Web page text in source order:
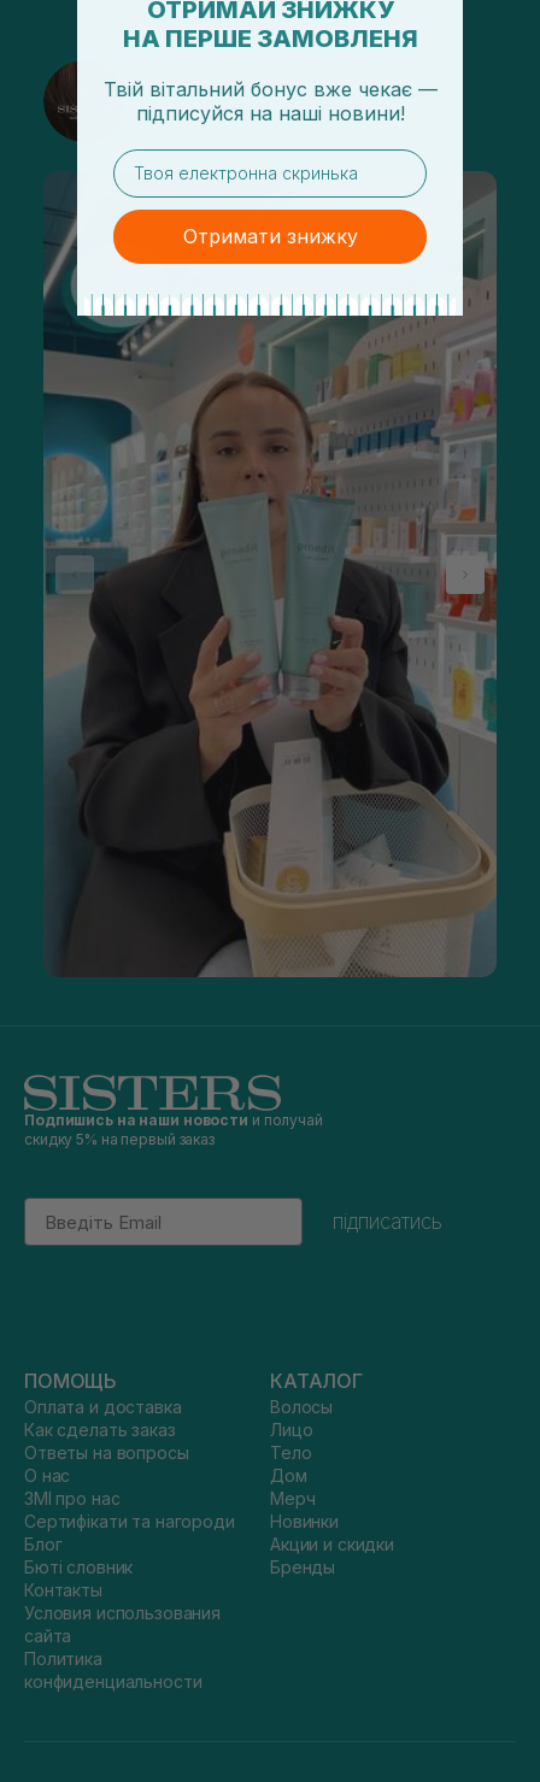
@sisters_stelmakh в Instagram
Подписаться
Подпишись на наши новости и получай
скидку 5% на первый заказ
Email
підписатись
ПОМОЩЬ
Оплата и доставка
Как сделать заказ
Ответы на вопросы
О нас
ЗМІ про нас
Сертифікати та нагороди
Блог
Бюті словник
Контакты
Условия использования
сайта
Политика
конфиденциальности
КАТАЛОГ
Волосы
Лицо
Тело
Дом
Мерч
Новинки
Акции и скидки
Бренды
ОТРИМАЙ ЗНИЖКУ
НА ПЕРШЕ ЗАМОВЛЕНЯ
Твій вітальний бонус вже чекає —
підписуйся на наші новини!
email
Отримати знижку